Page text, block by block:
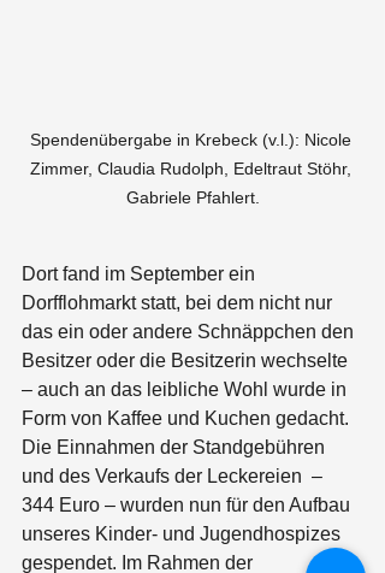
Spendenübergabe in Krebeck (v.l.): Nicole
Zimmer, Claudia Rudolph, Edeltraut Stöhr,
Gabriele Pfahlert.
Dort fand im September ein
Dorfflohmarkt statt, bei dem nicht nur
das ein oder andere Schnäppchen den
Besitzer oder die Besitzerin wechselte
– auch an das leibliche Wohl wurde in
Form von Kaffee und Kuchen gedacht.
Die Einnahmen der Standgebühren
und des Verkaufs der Leckereien  –
344 Euro – wurden nun für den Aufbau
unseres Kinder- und Jugendhospizes
gespendet. Im Rahmen der